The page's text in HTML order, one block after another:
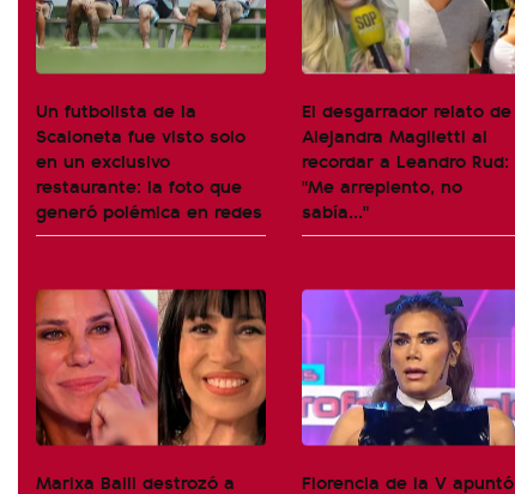
Un futbolista de la
Scaloneta fue visto solo
en un exclusivo
restaurante: la foto que
generó polémica en redes
El desgarrador relato de
Alejandra Maglietti al
recordar a Leandro Rud:
"Me arrepiento, no
sabía..."
Marixa Balli destrozó a
Florencia de la V apuntó